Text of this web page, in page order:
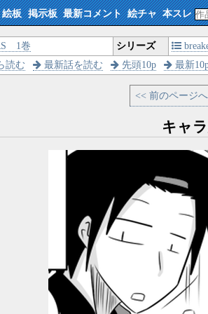
絵板 掲示板 最新コメント 絵チャ 本スレ
1巻 シリーズ
読む 最新話を読む 先頭10p 最新
<< 前のページへ
キャラ紹介